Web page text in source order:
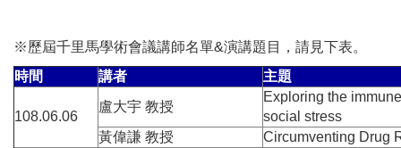
※歷屆千里馬學術會議講師名單&演講題目，請見下表。
時間
講者 主題
108.06.06
盧大宇 教授
Exploring the
social stress
黃偉謙 教授
Circumventing Drug